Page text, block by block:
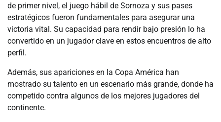
de primer nivel, el juego hábil de Sornoza y sus pases
estratégicos fueron fundamentales para asegurar una
victoria vital. Su capacidad para rendir bajo presión lo ha
convertido en un jugador clave en estos encuentros de alto
perfil.
Además, sus apariciones en la Copa América han
mostrado su talento en un escenario más grande, donde ha
competido contra algunos de los mejores jugadores del
continente.